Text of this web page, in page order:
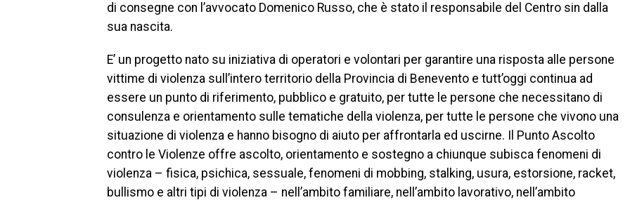
di consegne con l’avvocato Domenico Russo, che è stato il responsabile del Centro sin dalla
sua nascita.
E’ un progetto nato su iniziativa di operatori e volontari per garantire una risposta alle persone
vittime di violenza sull’intero territorio della Provincia di Benevento e tutt’oggi continua ad
essere un punto di riferimento, pubblico e gratuito, per tutte le persone che necessitano di
consulenza e orientamento sulle tematiche della violenza, per tutte le persone che vivono una
situazione di violenza e hanno bisogno di aiuto per affrontarla ed uscirne. Il Punto Ascolto
contro le Violenze offre ascolto, orientamento e sostegno a chiunque subisca fenomeni di
violenza – fisica, psichica, sessuale, fenomeni di mobbing, stalking, usura, estorsione, racket,
bullismo e altri tipi di violenza – nell’ambito familiare, nell’ambito lavorativo, nell’ambito